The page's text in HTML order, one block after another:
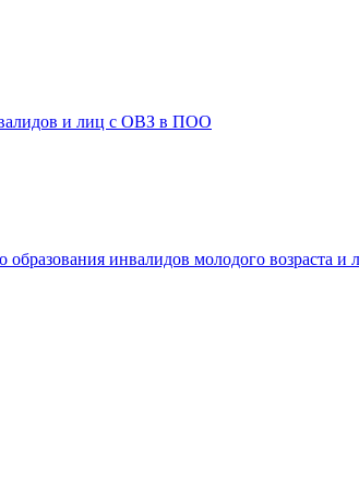
и лиц с ОВЗ в ПОО
инвалидов молодого возраста